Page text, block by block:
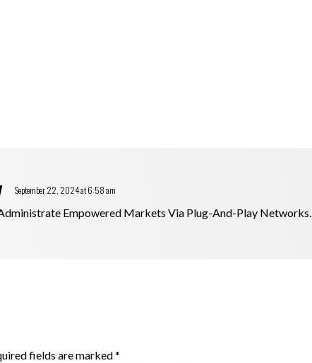
September 22, 2024 at 6:58 am
Empowered Markets Via Plug-And-Play Networks.
fields are marked *